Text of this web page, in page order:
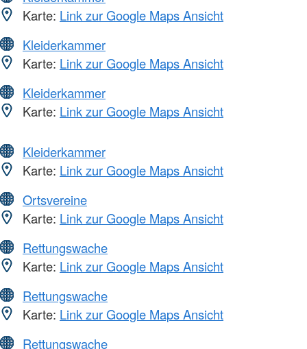
Karte: Link zur Google Maps Ansicht
Kleiderkammer
Karte: Link zur Google Maps Ansicht
Kleiderkammer
Karte: Link zur Google Maps Ansicht
Kleiderkammer
Karte: Link zur Google Maps Ansicht
Ortsvereine
Karte: Link zur Google Maps Ansicht
Rettungswache
Karte: Link zur Google Maps Ansicht
Rettungswache
Karte: Link zur Google Maps Ansicht
Rettungswache